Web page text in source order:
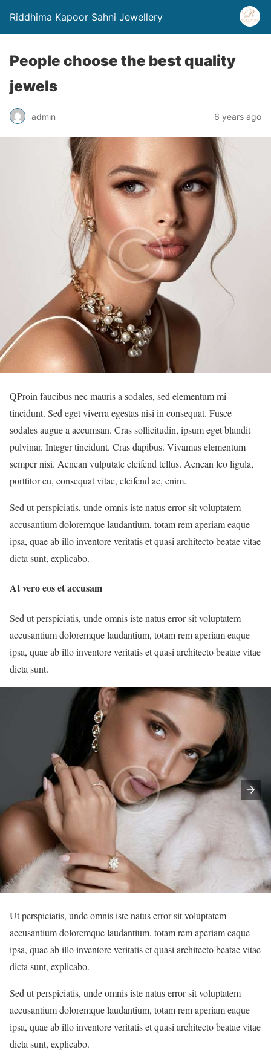
Riddhima Kapoor Sahni Jewellery
People choose the best quality
jewels
admin 6 years ago
QProin faucibus nec mauris a sodales, sed elementum mi
tincidunt. Sed eget viverra egestas nisi in consequat. Fusce
sodales augue a accumsan. Cras sollicitudin, ipsum eget blandit
pulvinar. Integer tincidunt. Cras dapibus. Vivamus elementum
semper nisi. Aenean vulputate eleifend tellus. Aenean leo ligula,
porttitor eu, consequat vitae, eleifend ac, enim.
Sed ut perspiciatis, unde omnis iste natus error sit voluptatem
accusantium doloremque laudantium, totam rem aperiam eaque
ipsa, quae ab illo inventore veritatis et quasi architecto beatae vitae
dicta sunt, explicabo.
At vero eos et accusam
Sed ut perspiciatis, unde omnis iste natus error sit voluptatem
accusantium doloremque laudantium, totam rem aperiam eaque
ipsa, quae ab illo inventore veritatis et quasi architecto beatae vitae
dicta sunt.
Ut perspiciatis, unde omnis iste natus error sit voluptatem
accusantium doloremque laudantium, totam rem aperiam eaque
ipsa, quae ab illo inventore veritatis et quasi architecto beatae vitae
dicta sunt, explicabo.
Sed ut perspiciatis, unde omnis iste natus error sit voluptatem
accusantium doloremque laudantium, totam rem aperiam eaque
ipsa, quae ab illo inventore veritatis et quasi architecto beatae vitae
dicta sunt, explicabo.